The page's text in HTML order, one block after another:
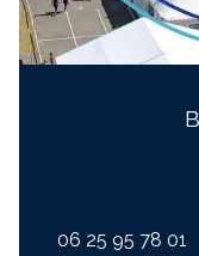
06 25 95 78 01